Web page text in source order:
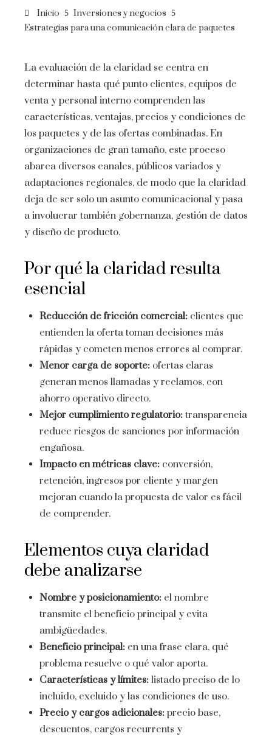
Inicio
Inversiones y negocios
Estrategias para una comunicación clara de paquetes
La evaluación de la claridad se centra en
determinar hasta qué punto clientes, equipos de
venta y personal interno comprenden las
características, ventajas, precios y condiciones de
los paquetes y de las ofertas combinadas. En
organizaciones de gran tamaño, este proceso
abarca diversos canales, públicos variados y
adaptaciones regionales, de modo que la claridad
deja de ser solo un asunto comunicacional y pasa
a involucrar también gobernanza, gestión de datos
y diseño de producto.
Por qué la claridad resulta
esencial
Reducción de fricción comercial: clientes que
entienden la oferta toman decisiones más
rápidas y cometen menos errores al comprar.
Menor carga de soporte: ofertas claras
generan menos llamadas y reclamos, con
ahorro operativo directo.
Mejor cumplimiento regulatorio: transparencia
reduce riesgos de sanciones por información
engañosa.
Impacto en métricas clave: conversión,
retención, ingresos por cliente y margen
mejoran cuando la propuesta de valor es fácil
de comprender.
Elementos cuya claridad
debe analizarse
Nombre y posicionamiento: el nombre
transmite el beneficio principal y evita
ambigüedades.
Beneficio principal: en una frase clara, qué
problema resuelve o qué valor aporta.
Características y límites: listado preciso de lo
incluido, excluido y las condiciones de uso.
Precio y cargos adicionales: precio base,
descuentos, cargos recurrents y